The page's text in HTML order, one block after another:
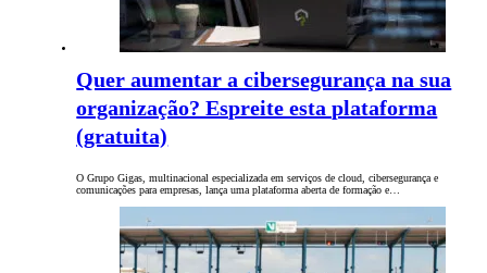
Quer aumentar a cibersegurança na sua
organização? Espreite esta plataforma
(gratuita)
O Grupo Gigas, multinacional especializada em serviços de cloud, cibersegurança e
comunicações para empresas, lança uma plataforma aberta de formação e…